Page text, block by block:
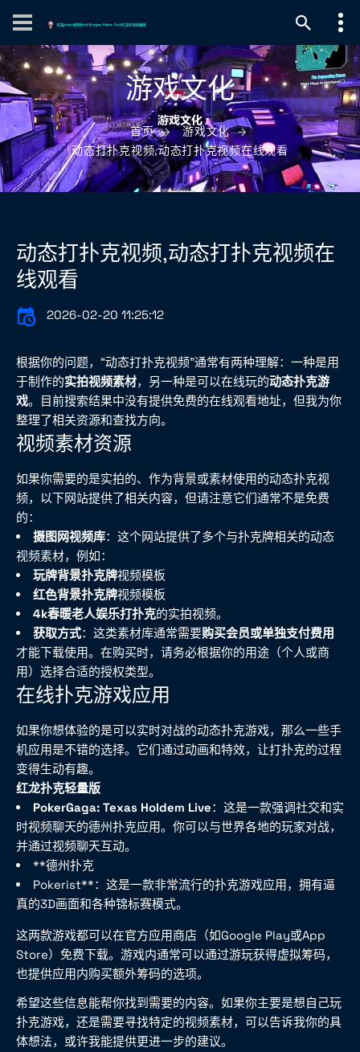
游戏文化
首页
游戏文化
动态打扑克视频,动态打扑克视频在线观看
动态打扑克视频,动态打扑克视频在
线观看
2026-02-20 11:25:12
根据你的问题，“动态打扑克视频”通常有两种理解：一种是用
于制作的实拍视频素材，另一种是可以在线玩的动态扑克游
戏。目前搜索结果中没有提供免费的在线观看地址，但我为你
整理了相关资源和查找方向。
视频素材资源
如果你需要的是实拍的、作为背景或素材使用的动态扑克视
频，以下网站提供了相关内容，但请注意它们通常不是免费
的：
摄图网视频库：这个网站提供了多个与扑克牌相关的动态
视频素材，例如：
玩牌背景扑克牌视频模板
红色背景扑克牌视频模板
4k春暖老人娱乐打扑克的实拍视频。
获取方式：这类素材库通常需要购买会员或单独支付费用
才能下载使用。在购买时，请务必根据你的用途（个人或商
用）选择合适的授权类型。
在线扑克游戏应用
如果你想体验的是可以实时对战的动态扑克游戏，那么一些手
机应用是不错的选择。它们通过动画和特效，让打扑克的过程
变得生动有趣。
红龙扑克轻量版
PokerGaga: Texas Holdem Live：这是一款强调社交和实
时视频聊天的德州扑克应用。你可以与世界各地的玩家对战，
并通过视频聊天互动。
**德州扑克
Pokerist**：这是一款非常流行的扑克游戏应用，拥有逼
真的3D画面和各种锦标赛模式。
这两款游戏都可以在官方应用商店（如Google Play或App
Store）免费下载。游戏内通常可以通过游玩获得虚拟筹码，
也提供应用内购买额外筹码的选项。
希望这些信息能帮你找到需要的内容。如果你主要是想自己玩
扑克游戏，还是需要寻找特定的视频素材，可以告诉我你的具
体想法，或许我能提供更进一步的建议。